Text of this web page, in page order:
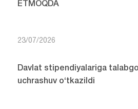
ETMOQDA
23/07/2026
Davlat stipendiyalariga
uchrashuv o‘tkazildi